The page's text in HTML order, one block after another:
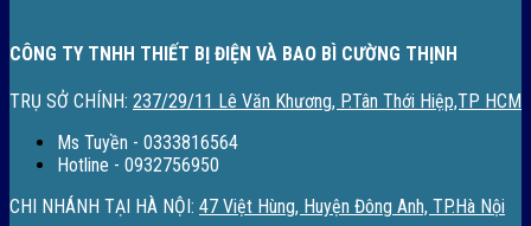
CÔNG TY TNHH THIẾT BỊ ĐIỆN VÀ BAO BÌ CƯỜNG THỊNH
TRỤ SỞ CHÍNH: 237/29/11 Lê Văn Khương, P.Tân Thới Hiệp,TP HCM
Ms Tuyền - 0333816564
Hotline - 0932756950
CHI NHÁNH TẠI HÀ NỘI: 47 Việt Hùng, Huyện Đông Anh, TP.Hà Nội